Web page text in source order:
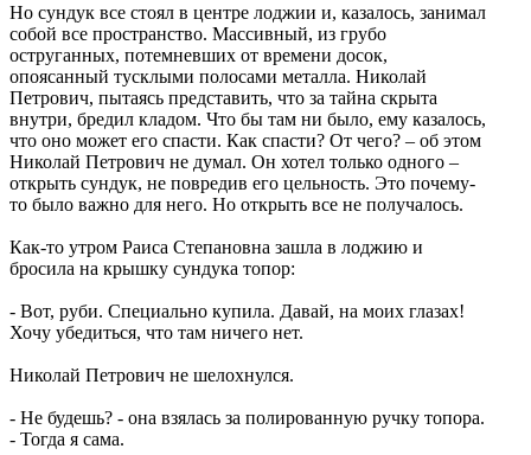
Но сундук все стоял в центре лоджии и, казалось, занимал
собой все пространство. Массивный, из грубо
оструганных, потемневших от времени досок,
опоясанный тусклыми полосами металла. Николай
Петрович, пытаясь представить, что за тайна скрыта
внутри, бредил кладом. Что бы там ни было, ему казалось,
что оно может его спасти. Как спасти? От чего? – об этом
Николай Петрович не думал. Он хотел только одного –
открыть сундук, не повредив его цельность. Это почему-
то было важно для него. Но открыть все не получалось.
Как-то утром Раиса Степановна зашла в лоджию и
бросила на крышку сундука топор:
- Вот, руби. Специально купила. Давай, на моих глазах!
Хочу убедиться, что там ничего нет.
Николай Петрович не шелохнулся.
- Не будешь? - она взялась за полированную ручку топора.
- Тогда я сама.